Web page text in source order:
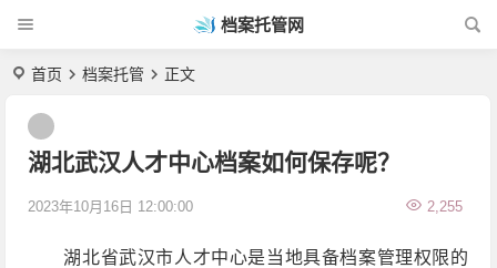
档案托管网
首页 档案托管 正文
湖北武汉人才中心档案如何保存呢？
2023年10月16日 12:00:00 2,255
湖北省武汉市人才中心是当地具备档案管理权限的